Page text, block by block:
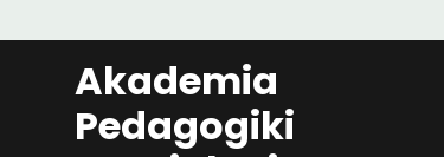
Akademia
Pedagogiki